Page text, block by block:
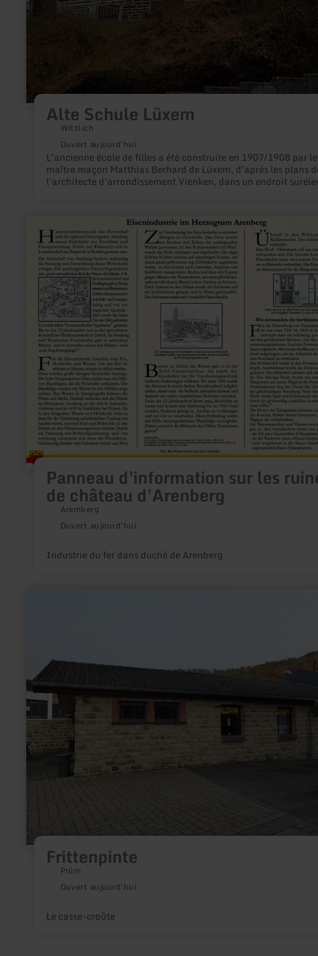
Alte Schule Lüxem
Wittlich
Ouvert aujourd'hui
L'ancienne école de filles a été construite en 1907/1908 par le
maître maçon Matthias Berhard de Lüxem, d'après les plans
l'architecte d'arrondissement Vienken, dans un endroit
Panneau d'information sur les
de château d'Arenberg
Aremberg
Ouvert aujourd'hui
Industrie du fer dans duché de Arenberg
savoir
plus
sur
Panneau
d'information
ruines
château
d'Arenberg
Frittenpinte
Prüm
Ouvert aujourd'hui
Le casse-croûte